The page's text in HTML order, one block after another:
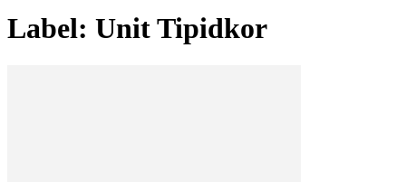
Label: Unit Tipidkor